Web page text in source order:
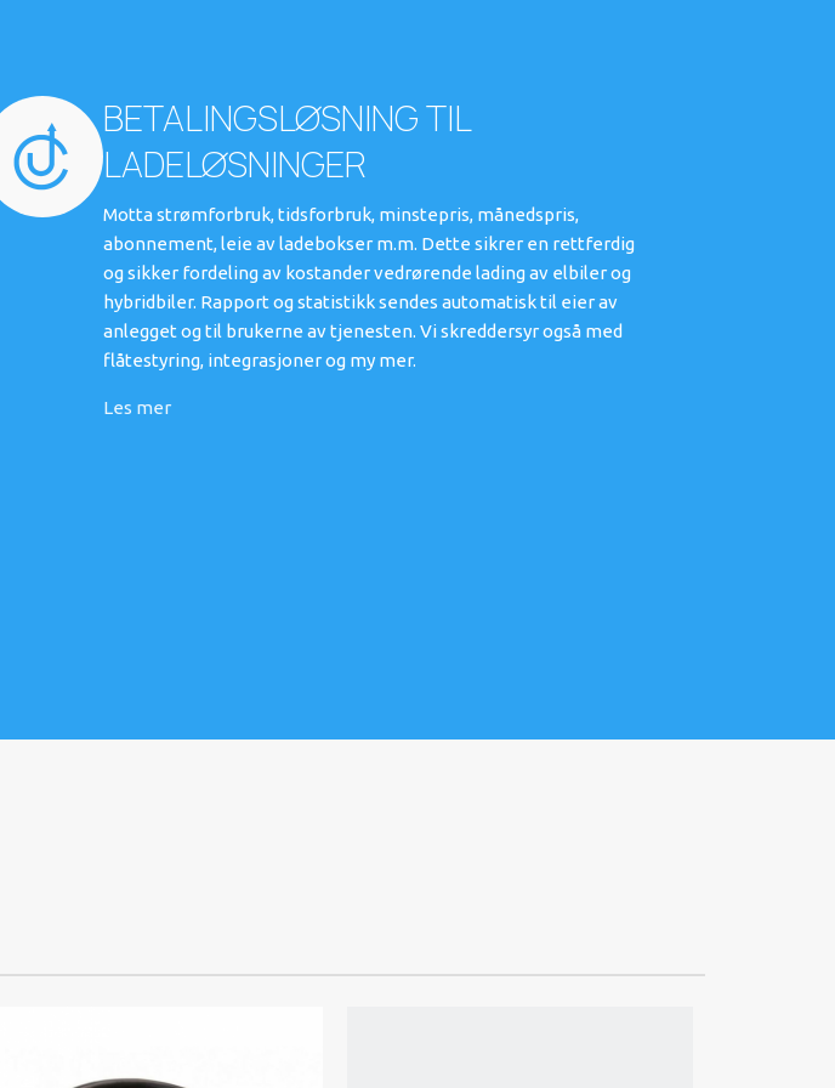
BETALINGSLØSNING TIL
LADELØSNINGER
Motta strømforbruk, tidsforbruk, minstepris, månedspris,
abonnement, leie av ladebokser m.m. Dette sikrer en rettferdig
og sikker fordeling av kostander vedrørende lading av elbiler og
hybridbiler. Rapport og statistikk sendes automatisk til eier av
anlegget og til brukerne av tjenesten. Vi skreddersyr også med
flåtestyring, integrasjoner og my mer.
Les mer